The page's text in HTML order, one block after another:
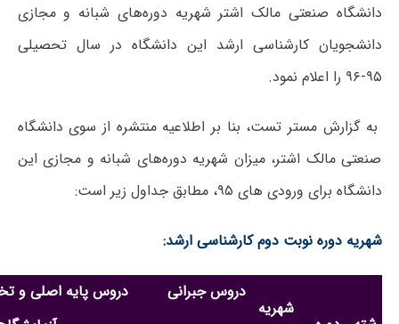
دانشگاه صنعتی مالک اشتر شهریه‌ دوره‌های شبانه و مجازی
دانشجویان کارشناسی ارشد این دانشگاه در سال تحصیلی
۹۵-۹۶ را اعلام نمود.
به گزارش مستر تست، بنا بر اطلاعیه منتشره از سوی دانشگاه
صنعتی مالک اشتر، میزان شهریه دوره‌های شبانه و مجازی این
دانشگاه برای ورودی های ۹۵، مطابق جداول زیر است:
شهریه دوره نوبت دوم کارشناسی ارشد:
شهریه
دروس جبرانی دروس پایه اصلی و